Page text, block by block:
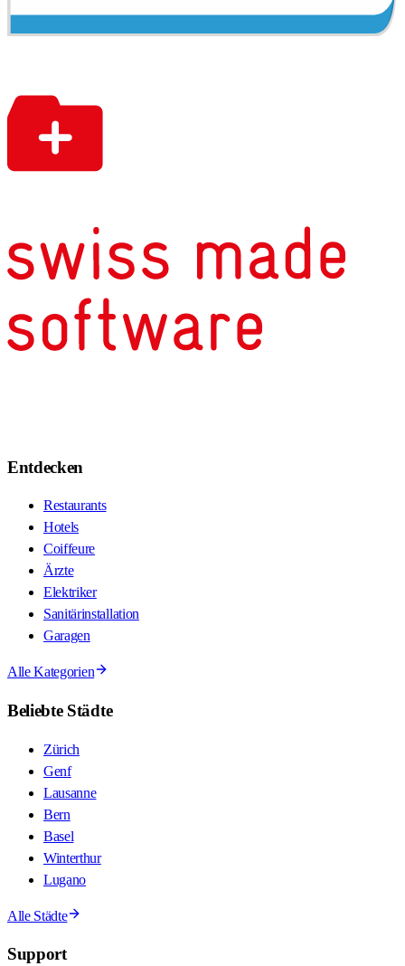
Entdecken
Restaurants
Hotels
Coiffeure
Ärzte
Elektriker
Sanitärinstallation
Garagen
Alle Kategorien
Beliebte Städte
Zürich
Genf
Lausanne
Bern
Basel
Winterthur
Lugano
Alle Städte
Support